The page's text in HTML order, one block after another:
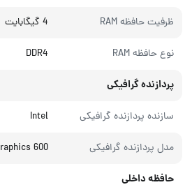
ظرفیت حافظه RAM 4 گیگابایت
نوع حافظه RAM DDR4
پردازنده گرافیکی
سازنده پردازنده گرافیکی Intel
مدل پردازنده گرافیکی 600
حافظه داخلی